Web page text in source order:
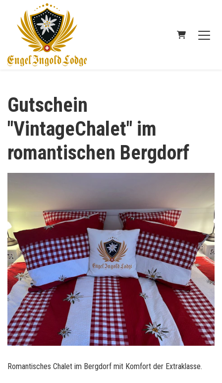
WARENKORB
Gutschein
"VintageChalet" im
romantischen Bergdorf
Romantisches Chalet im Bergdorf mit Komfort der Extraklasse.